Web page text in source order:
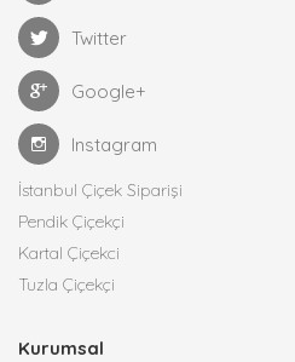
Twitter
Google+
Instagram
İstanbul Çiçek Siparişi
Pendik Çiçekçi
Kartal Çiçekci
Tuzla Çiçekçi
Kurumsal